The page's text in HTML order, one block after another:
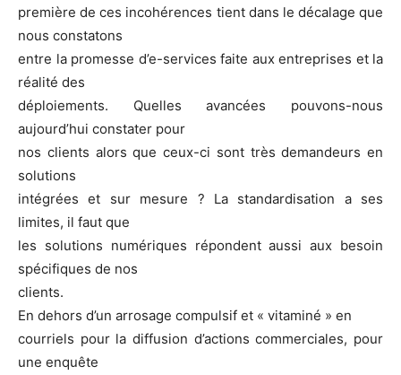
première de ces incohérences tient dans le décalage que
nous constatons
entre la promesse d’e-services faite aux entreprises et la
réalité des
déploiements. Quelles avancées pouvons-nous
aujourd’hui constater pour
nos clients alors que ceux-ci sont très demandeurs en
solutions
intégrées et sur mesure ? La standardisation a ses
limites, il faut que
les solutions numériques répondent aussi aux besoin
spécifiques de nos
clients.
En dehors d’un arrosage compulsif et « vitaminé » en
courriels pour la diffusion d’actions commerciales, pour
une enquête